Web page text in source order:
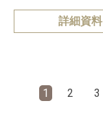
詳細資料
1 2 3